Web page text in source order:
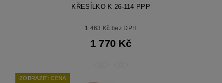
KŘESÍLKO K 26-114 PPP
1 463 Kč bez DPH
1 770 Kč
ZOBRAZIT: CENA